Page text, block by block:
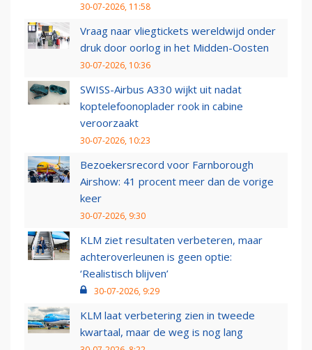
30-07-2026, 11:58
Vraag naar vliegtickets wereldwijd onder
druk door oorlog in het Midden-Oosten
30-07-2026, 10:36
SWISS-Airbus A330 wijkt uit nadat
koptelefoonoplader rook in cabine
veroorzaakt
30-07-2026, 10:23
Bezoekersrecord voor Farnborough
Airshow: 41 procent meer dan de vorige
keer
30-07-2026, 9:30
KLM ziet resultaten verbeteren, maar
achteroverleunen is geen optie:
‘Realistisch blijven’
30-07-2026, 9:29
KLM laat verbetering zien in tweede
kwartaal, maar de weg is nog lang